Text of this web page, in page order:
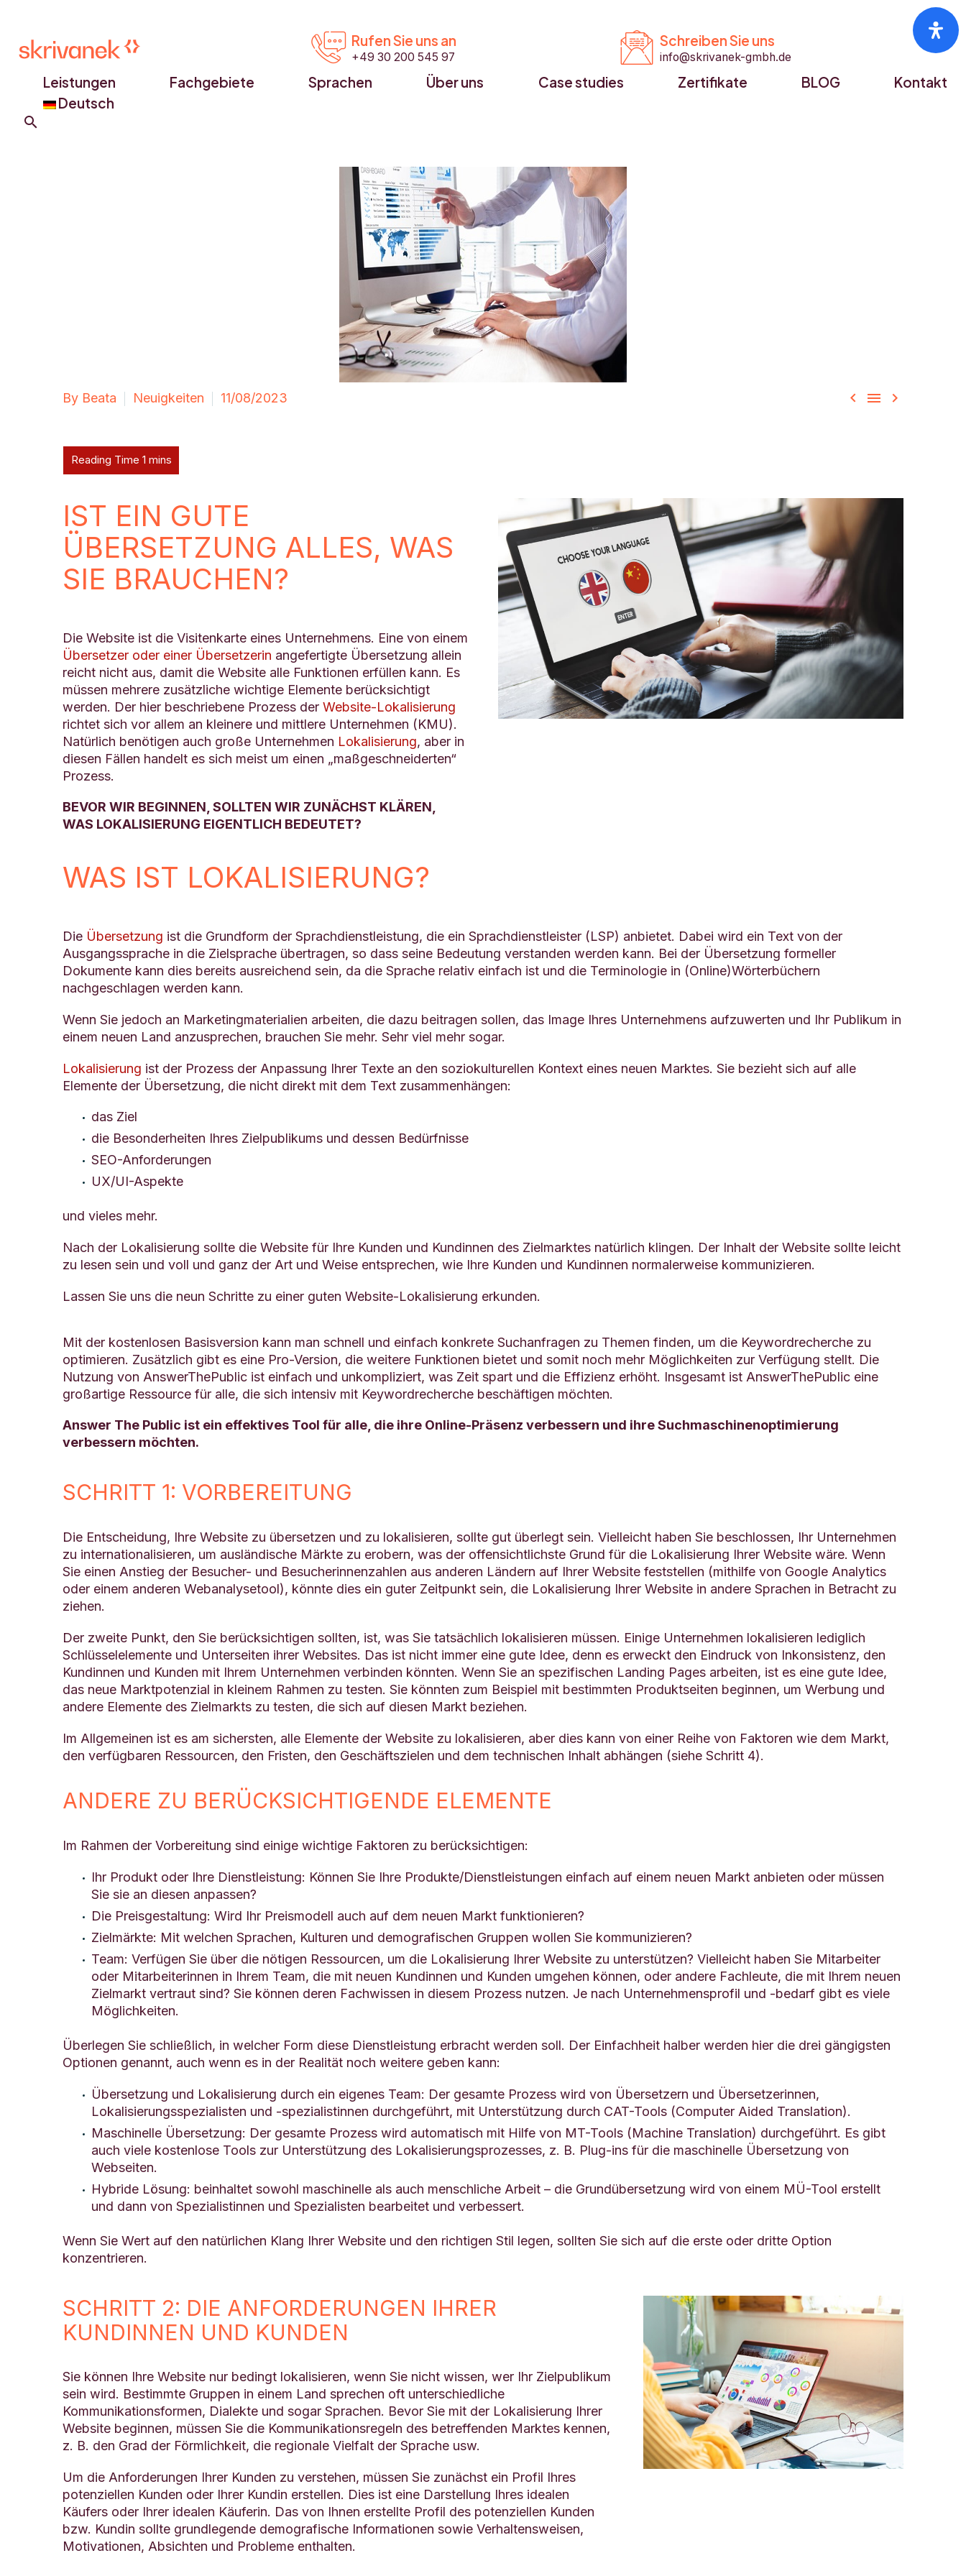

 Rufen Sie uns an
+49 30 200 545 97 
 Schreiben Sie uns
info@skrivanek-gmbh.de
Leistungen Fachgebiete Sprachen Über uns Case studies Zertifikate BLOG
Kontakt
Deutsch
  
By Beata Neuigkeiten 11/08/2023
IST EIN GUTE
ÜBERSETZUNG ALLES, WAS
SIE BRAUCHEN?
Die Website ist die Visitenkarte eines Unternehmens. Eine von einem
Übersetzer oder einer Übersetzerin angefertigte Übersetzung allein
reicht nicht aus, damit die Website alle Funktionen erfüllen kann. Es
müssen mehrere zusätzliche wichtige Elemente berücksichtigt
werden. Der hier beschriebene Prozess der Website-Lokalisierung
richtet sich vor allem an kleinere und mittlere Unternehmen (KMU).
Natürlich benötigen auch große Unternehmen Lokalisierung, aber in
diesen Fällen handelt es sich meist um einen „maßgeschneiderten“
Prozess.
BEVOR WIR BEGINNEN, SOLLTEN WIR ZUNÄCHST KLÄREN,
WAS LOKALISIERUNG EIGENTLICH BEDEUTET?
WAS IST LOKALISIERUNG?
Die Übersetzung ist die Grundform der Sprachdienstleistung, die ein Sprachdienstleister (LSP) anbietet. Dabei wird ein Text von der
Ausgangssprache in die Zielsprache übertragen, so dass seine Bedeutung verstanden werden kann. Bei der Übersetzung formeller
Dokumente kann dies bereits ausreichend sein, da die Sprache relativ einfach ist und die Terminologie in (Online)Wörterbüchern
nachgeschlagen werden kann.
Wenn Sie jedoch an Marketingmaterialien arbeiten, die dazu beitragen sollen, das Image Ihres Unternehmens aufzuwerten und Ihr Publikum in
einem neuen Land anzusprechen, brauchen Sie mehr. Sehr viel mehr sogar.
Lokalisierung ist der Prozess der Anpassung Ihrer Texte an den soziokulturellen Kontext eines neuen Marktes. Sie bezieht sich auf alle
Elemente der Übersetzung, die nicht direkt mit dem Text zusammenhängen:
das Ziel
die Besonderheiten Ihres Zielpublikums und dessen Bedürfnisse
SEO-Anforderungen
UX/UI-Aspekte
und vieles mehr.
Nach der Lokalisierung sollte die Website für Ihre Kunden und Kundinnen des Zielmarktes natürlich klingen. Der Inhalt der Website sollte leicht
zu lesen sein und voll und ganz der Art und Weise entsprechen, wie Ihre Kunden und Kundinnen normalerweise kommunizieren.
Lassen Sie uns die neun Schritte zu einer guten Website-Lokalisierung erkunden.
Mit der kostenlosen Basisversion kann man schnell und einfach konkrete Suchanfragen zu Themen finden, um die Keywordrecherche zu
optimieren. Zusätzlich gibt es eine Pro-Version, die weitere Funktionen bietet und somit noch mehr Möglichkeiten zur Verfügung stellt. Die
Nutzung von AnswerThePublic ist einfach und unkompliziert, was Zeit spart und die Effizienz erhöht. Insgesamt ist AnswerThePublic eine
großartige Ressource für alle, die sich intensiv mit Keywordrecherche beschäftigen möchten.
Answer The Public ist ein effektives Tool für alle, die ihre Online-Präsenz verbessern und ihre Suchmaschinenoptimierung
verbessern möchten.
SCHRITT 1: VORBEREITUNG
Die Entscheidung, Ihre Website zu übersetzen und zu lokalisieren, sollte gut überlegt sein. Vielleicht haben Sie beschlossen, Ihr Unternehmen
zu internationalisieren, um ausländische Märkte zu erobern, was der offensichtlichste Grund für die Lokalisierung Ihrer Website wäre. Wenn
Sie einen Anstieg der Besucher- und Besucherinnenzahlen aus anderen Ländern auf Ihrer Website feststellen (mithilfe von Google Analytics
oder einem anderen Webanalysetool), könnte dies ein guter Zeitpunkt sein, die Lokalisierung Ihrer Website in andere Sprachen in Betracht zu
ziehen.
Der zweite Punkt, den Sie berücksichtigen sollten, ist, was Sie tatsächlich lokalisieren müssen. Einige Unternehmen lokalisieren lediglich
Schlüsselelemente und Unterseiten ihrer Websites. Das ist nicht immer eine gute Idee, denn es erweckt den Eindruck von Inkonsistenz, den
Kundinnen und Kunden mit Ihrem Unternehmen verbinden könnten. Wenn Sie an spezifischen Landing Pages arbeiten, ist es eine gute Idee,
das neue Marktpotenzial in kleinem Rahmen zu testen. Sie könnten zum Beispiel mit bestimmten Produktseiten beginnen, um Werbung und
andere Elemente des Zielmarkts zu testen, die sich auf diesen Markt beziehen.
Im Allgemeinen ist es am sichersten, alle Elemente der Website zu lokalisieren, aber dies kann von einer Reihe von Faktoren wie dem Markt,
den verfügbaren Ressourcen, den Fristen, den Geschäftszielen und dem technischen Inhalt abhängen (siehe Schritt 4).
ANDERE ZU BERÜCKSICHTIGENDE ELEMENTE
Im Rahmen der Vorbereitung sind einige wichtige Faktoren zu berücksichtigen:
Ihr Produkt oder Ihre Dienstleistung: Können Sie Ihre Produkte/Dienstleistungen einfach auf einem neuen Markt anbieten oder müssen
Sie sie an diesen anpassen?
Die Preisgestaltung: Wird Ihr Preismodell auch auf dem neuen Markt funktionieren?
Zielmärkte: Mit welchen Sprachen, Kulturen und demografischen Gruppen wollen Sie kommunizieren?
Team: Verfügen Sie über die nötigen Ressourcen, um die Lokalisierung Ihrer Website zu unterstützen? Vielleicht haben Sie Mitarbeiter
oder Mitarbeiterinnen in Ihrem Team, die mit neuen Kundinnen und Kunden umgehen können, oder andere Fachleute, die mit Ihrem neuen
Zielmarkt vertraut sind? Sie können deren Fachwissen in diesem Prozess nutzen. Je nach Unternehmensprofil und -bedarf gibt es viele
Möglichkeiten.
Überlegen Sie schließlich, in welcher Form diese Dienstleistung erbracht werden soll. Der Einfachheit halber werden hier die drei gängigsten
Optionen genannt, auch wenn es in der Realität noch weitere geben kann:
Übersetzung und Lokalisierung durch ein eigenes Team: Der gesamte Prozess wird von Übersetzern und Übersetzerinnen,
Lokalisierungsspezialisten und -spezialistinnen durchgeführt, mit Unterstützung durch CAT-Tools (Computer Aided Translation).
Maschinelle Übersetzung: Der gesamte Prozess wird automatisch mit Hilfe von MT-Tools (Machine Translation) durchgeführt. Es gibt
auch viele kostenlose Tools zur Unterstützung des Lokalisierungsprozesses, z. B. Plug-ins für die maschinelle Übersetzung von
Webseiten.
Hybride Lösung: beinhaltet sowohl maschinelle als auch menschliche Arbeit – die Grundübersetzung wird von einem MÜ-Tool erstellt
und dann von Spezialistinnen und Spezialisten bearbeitet und verbessert.
Wenn Sie Wert auf den natürlichen Klang Ihrer Website und den richtigen Stil legen, sollten Sie sich auf die erste oder dritte Option
konzentrieren.
SCHRITT 2: DIE ANFORDERUNGEN IHRER
KUNDINNEN UND KUNDEN
Sie können Ihre Website nur bedingt lokalisieren, wenn Sie nicht wissen, wer Ihr Zielpublikum
sein wird. Bestimmte Gruppen in einem Land sprechen oft unterschiedliche
Kommunikationsformen, Dialekte und sogar Sprachen. Bevor Sie mit der Lokalisierung Ihrer
Website beginnen, müssen Sie die Kommunikationsregeln des betreffenden Marktes kennen,
z. B. den Grad der Förmlichkeit, die regionale Vielfalt der Sprache usw.
Um die Anforderungen Ihrer Kunden zu verstehen, müssen Sie zunächst ein Profil Ihres
potenziellen Kunden oder Ihrer Kundin erstellen. Dies ist eine Darstellung Ihres idealen
Käufers oder Ihrer idealen Käuferin. Das von Ihnen erstellte Profil des potenziellen Kunden
bzw. Kundin sollte grundlegende demografische Informationen sowie Verhaltensweisen,
Motivationen, Absichten und Probleme enthalten.